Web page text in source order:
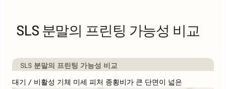
SLS 분말의 프린팅 가능성 비교
SLS 분말의 프린팅 가능성 비교
대기 / 비활성 기체 미세 피처 종횡비가 큰 단면이 넓은